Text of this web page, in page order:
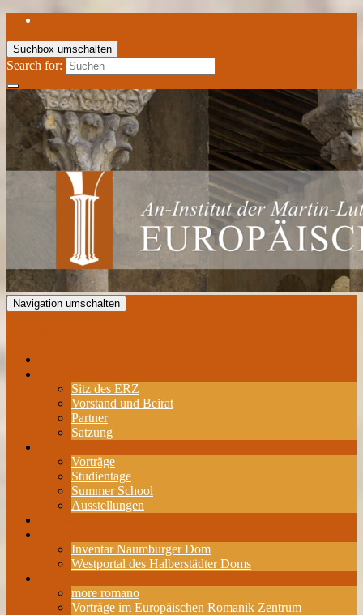
Suchbox umschalten
Search for:
Navigation umschalten
Sitz des ERZ
Vorstand und Beirat
Partner
Satzung
Vorträge
Studientage
Summer School
Ausstellungen
Inventar Naumburger Dom
Westportal des Halberstädter Doms
more romano
Vorträge im Europäischen Romanik Zentrum